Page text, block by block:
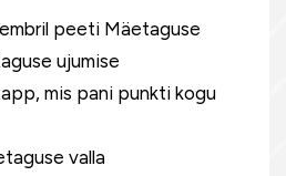
peeti Mäetaguse
ujumise
mis pani punkti kogu
valla